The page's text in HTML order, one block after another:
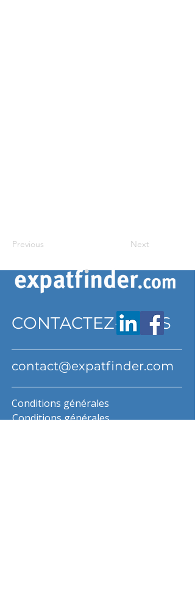
Previous Next
CONTACTEZ-NOUS
contact@expatfinder.com
Conditions générales
Conditions générales